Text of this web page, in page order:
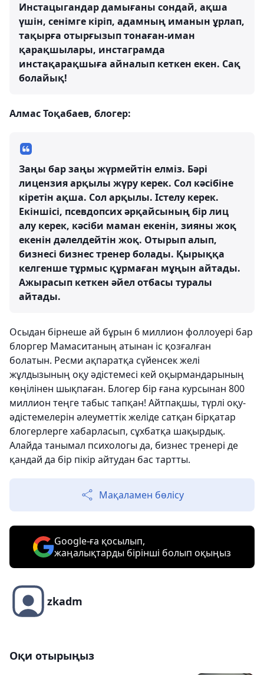
Инстацыгандар дамығаны сондай, ақша
үшін, сенімге кіріп, адамның иманын ұрлап,
тақырға отырғызып тонаған-иман
қарақшылары, инстаграмда
инстақарақшыға айналып кеткен екен. Сақ
болайық!
Алмас Тоқабаев, блогер:
Заңы бар заңы жүрмейтін елміз. Бәрі
лицензия арқылы жүру керек. Сол кәсібіне
кіретін ақша. Сол арқылы. Істелу керек.
Екіншісі, псевдопсих әрқайсының бір лиц
алу керек, кәсіби маман екенін, зияны жоқ
екенін дәлелдейтін жоқ. Отырып алып,
бизнесі бизнес тренер болады. Қырыққа
келгенше тұрмыс құрмаған мұңын айтады.
Ажырасып кеткен әйел отбасы туралы
айтады.
Осыдан бірнеше ай бұрын 6 миллион фоллоуері бар
блоргер Мамаситаның атынан іс қозғалған
болатын. Ресми ақпаратқа сүйенсек желі
жұлдызының оқу әдістемесі кей оқырмандарының
көңілінен шықпаған. Блогер бір ғана курсынан 800
миллион теңге табыс тапқан! Айтпақшы, түрлі оқу-
әдістемелерін әлеуметтік желіде сатқан бірқатар
блогерлерге хабарласып, сұхбатқа шақырдық.
Алайда танымал психологы да, бизнес тренері де
қандай да бір пікір айтудан бас тартты.
Мақаламен бөлісу
Google-ға қосылып,
жаңалықтарды бірінші болып оқыңыз
zkadm
Оқи отырыңыз